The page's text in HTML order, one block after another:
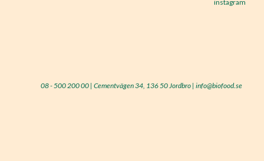
08 - 500 200 00 | Cementvägen 34, 136 50 Jordbro | info@biofood.se